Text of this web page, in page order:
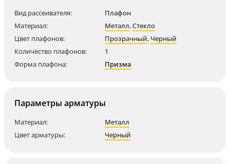
Вид рассеивателя:
Плафон
Материал:
Металл,Стекло
Цвет плафонов:
Прозрачный, Черный
Количество плафонов:
1
Форма плафона:
Призма
Параметры арматуры
Материал:
Металл
Цвет арматуры:
Черный